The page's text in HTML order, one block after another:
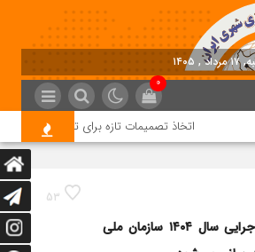
, ۱۴۰۵
0
اتخاذ تصمیمات تازه برای تسریع در روند
53
شاخص‌های برنامه اجرایی سال ۱۴۰۴ سازمان ملی